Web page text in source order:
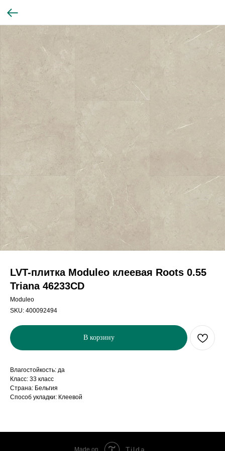
LVT-плитка Moduleo клеевая Roots 0.55
Triana 46233CD
Moduleo
SKU: 400092494
В корзину
Влагостойкость: да
Класс: 33 класс
Страна: Бельгия
Способ укладки: Клеевой
Made on